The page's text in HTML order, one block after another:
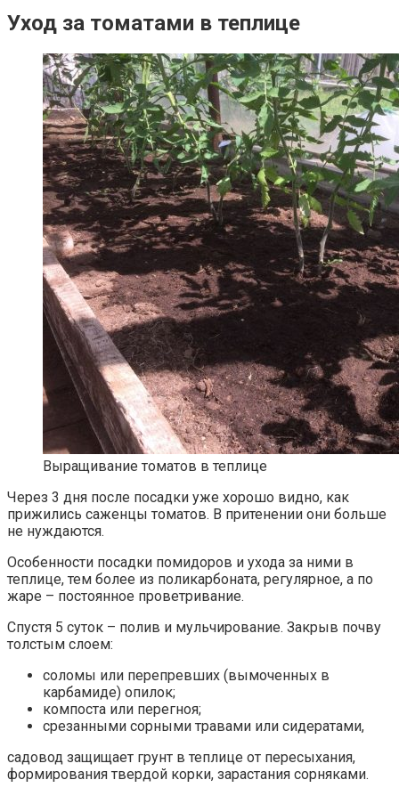
Уход за томатами в теплице
Выращивание томатов в теплице
Через 3 дня после посадки уже хорошо видно, как
прижились саженцы томатов. В притенении они больше
не нуждаются.
Особенности посадки помидоров и ухода за ними в
теплице, тем более из поликарбоната, регулярное, а по
жаре – постоянное проветривание.
Спустя 5 суток – полив и мульчирование. Закрыв почву
толстым слоем:
соломы или перепревших (вымоченных в
карбамиде) опилок;
компоста или перегноя;
срезанными сорными травами или сидератами,
садовод защищает грунт в теплице от пересыхания,
формирования твердой корки, зарастания сорняками.